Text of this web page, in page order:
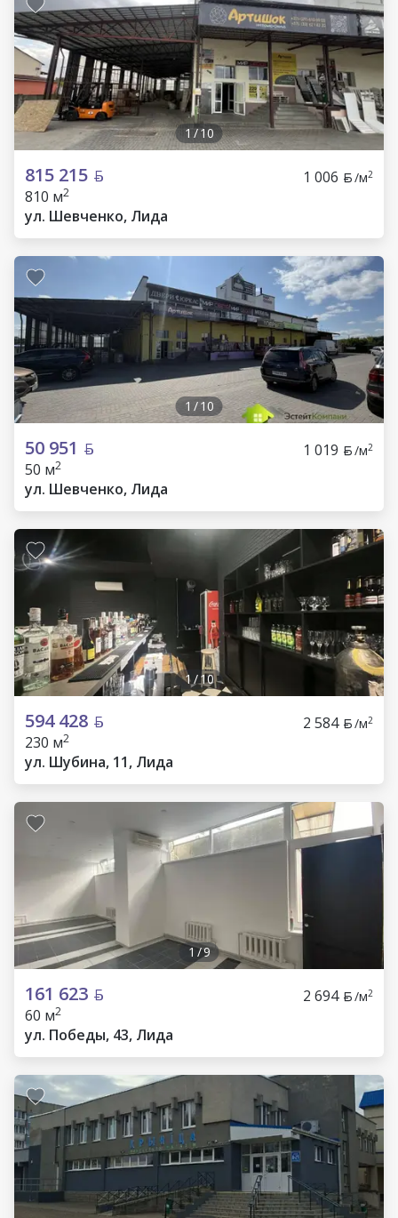
1 /10
815 215 1 006 /м2
810 м2
ул. Шевченко, Лида
1 /10
50 951 1 019 /м2
50 м2
ул. Шевченко, Лида
1/10
594 428 2 584 /м2
230 м2
ул. Шубина, 11, Лида
1/9
161 623 2 694 /м2
60 м2
ул. Победы, 43, Лида